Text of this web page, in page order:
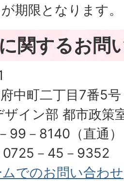
期限となります。
関するお問
中町二丁目7番5号
ザイン部 都市政策
99－8140（直通）
0725－45－9352
でのお問い合わせ